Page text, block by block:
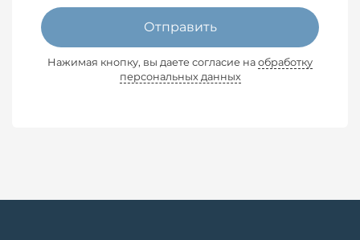
Отправить
Нажимая кнопку, вы даете согласие на обработку
персональных данных